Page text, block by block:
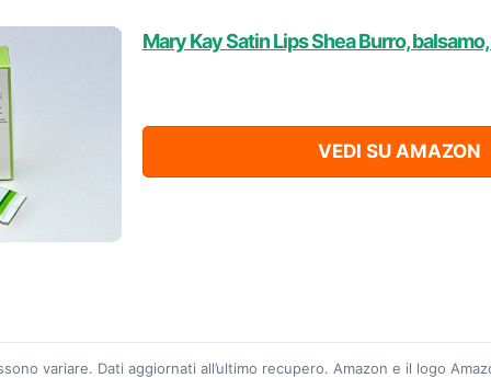
Mary Kay Satin Lips Shea Burro, balsamo,
VEDI SU AMAZON
variare. Dati aggiornati all’ultimo recupero. Amazon e il logo